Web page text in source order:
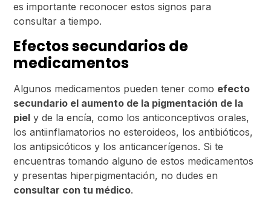
es importante reconocer estos signos para
consultar a tiempo.
Efectos secundarios de
medicamentos
Algunos medicamentos pueden tener como efecto
secundario el aumento de la pigmentación de la
piel y de la encía, como los anticonceptivos orales,
los antiinflamatorios no esteroideos, los antibióticos,
los antipsicóticos y los anticancerígenos. Si te
encuentras tomando alguno de estos medicamentos
y presentas hiperpigmentación, no dudes en
consultar con tu médico.